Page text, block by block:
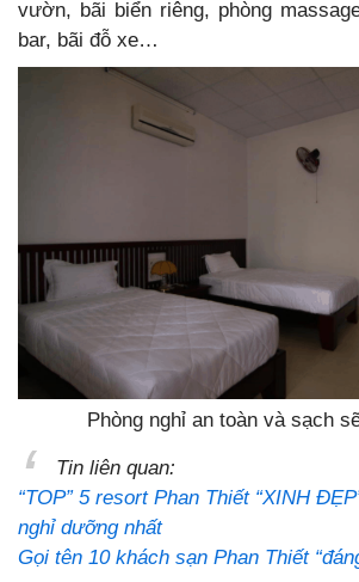
vườn, bãi biển riêng, phòng
bar, bãi đỗ xe…
Phòng nghỉ an toàn và sạch
Tin liên quan:
“TOP” 5 resort Phan Thiết “XINH
nghỉ dưỡng nhất
Gọi tên 10 khách sạn Phan Thiết